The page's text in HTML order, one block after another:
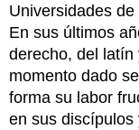
Universidades
En sus últimos
derecho, del latín
momento dado
forma su labor
en sus discípulos